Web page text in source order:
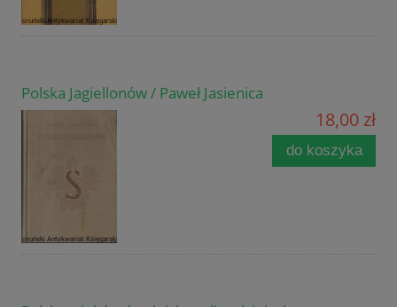
Polska Jagiellonów / Paweł Jasienica
18,00 zł
do koszyka